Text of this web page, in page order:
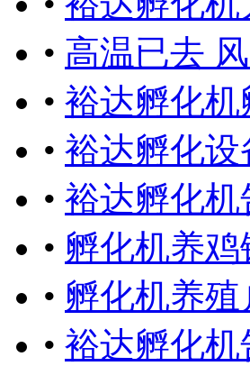
• 高温已去
• 裕达孵化
• 裕达孵化
• 裕达孵化
• 孵化机养
• 孵化机养
• 裕达孵化